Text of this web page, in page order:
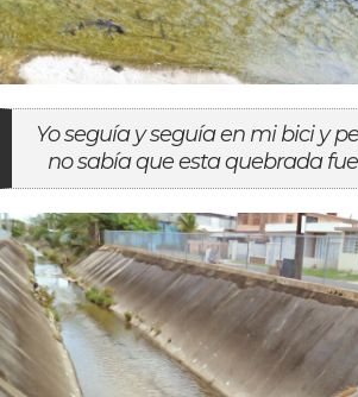
Yo seguía y seguía en mi bici y
no sabía que esta quebrada